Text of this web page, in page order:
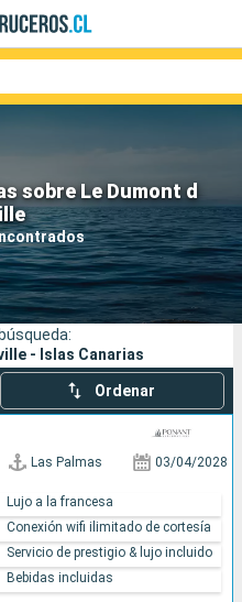
sobre Le Dumont d
Compañías
Buscar
- Islas Canarias
Ordenar
Las Palmas 03/04/2028
Lujo a la francesa
Conexión wifi ilimitado de cortesía
Servicio de prestigio & lujo incluido
Bebidas incluidas